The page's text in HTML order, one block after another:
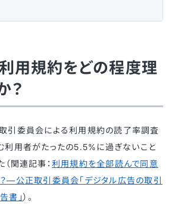
用規約をどの程度理
？
引委員会による利用規約の読了率調査
利用者がたったの5.5%に過ぎないこと
関連記事： 利用規約を全部読んで同意
—公正取引委員会「デジタル広告の取引
書」）。